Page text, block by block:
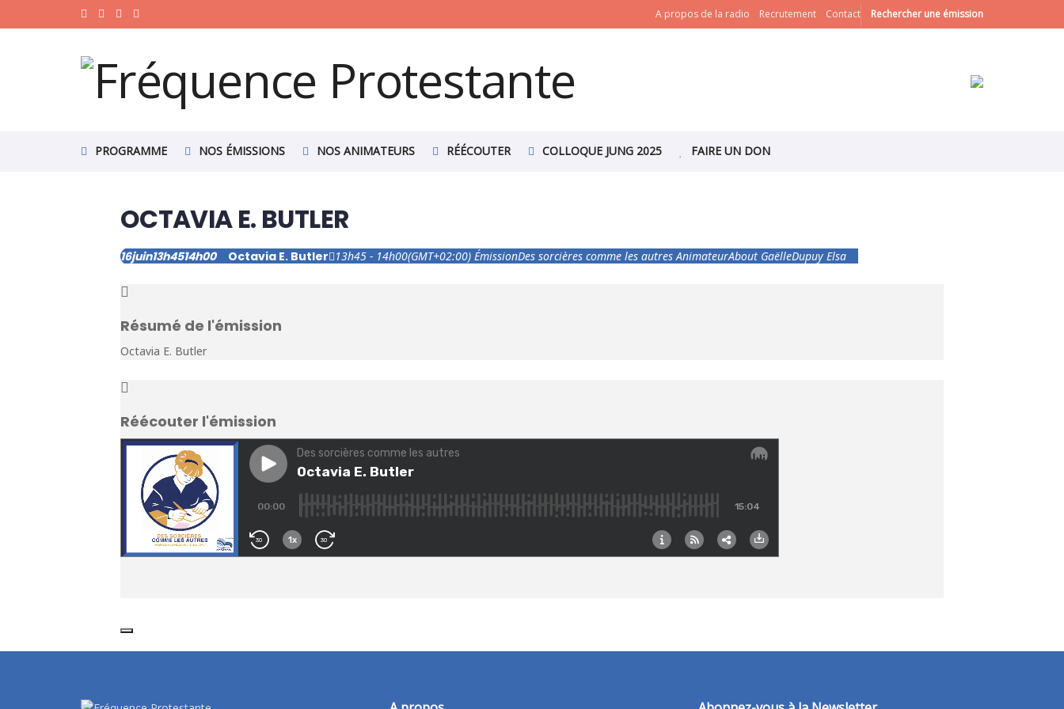
A propos de la radio Recrutement Contact Rechercher une émission
PROGRAMME NOS ÉMISSIONS NOS ANIMATEURS RÉÉCOUTER COLLOQUE JUNG 2025 FAIRE UN DON
OCTAVIA E. BUTLER
16juin13h4514h00 Octavia E. Butler 13h45 - 14h00(GMT+02:00) ÉmissionDes sorcières comme les autres AnimateurAbout GaëlleDupuy Elsa
Résumé de l'émission
Octavia E. Butler
Réécouter l'émission